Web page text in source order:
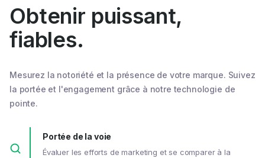
Obtenir puissant,
fiables.
Mesurez la notoriété et la présence de votre marque. Suivez
la portée et l'engagement grâce à notre technologie de
pointe.
Portée de la voie
Évaluer les efforts de marketing et se comparer à la